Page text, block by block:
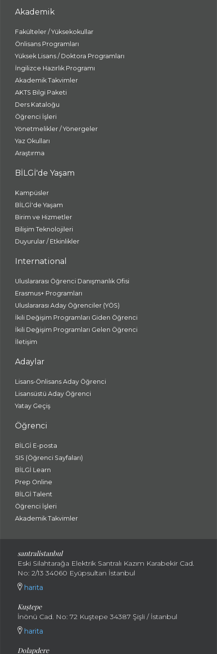
Akademik
Fakülteler / Yüksekokullar
Önlisans Programları
Yüksek Lisans / Doktora Programları
İngilizce Hazırlık Programı
Akademik Takvimler
AKTS Bilgi Paketi
Ders Kataloğu
Öğrenci İşleri
Yönetmelikler / Yönergeler
Yaz Okulları
Araştırma
BİLGİ'de Yaşam
Kampüsler
BİLGİ'de Yaşam
Birim ve Hizmetler
Bilişim Teknolojileri
Duyurular / Etkinlikler
International
Uluslararası Öğrenci Danışmanlık Ofisi
Erasmus+ Programları
Uluslararası Aday Öğrenciler (YÖS)
İkili Değişim Programları Giden Öğrenci
İkili Değişim Programları Gelen Öğrenci
İletişim
Adaylar
Lisans-Önlisans Aday Öğrenci
Lisansüstü Aday Öğrenci
Yatay Geçiş
Öğrenci
BİLGİ E-posta
SIS (Öğrenci Sayfaları)
BİLGİ Learn
Prep Online
BİLGİ Talent
Öğrenci İşleri
Akademik Takvimler
santralistanbul
Eski Silahtarağa Elektrik Santralı Kazım Karabekir Cad.
No: 2/13 34060 Eyüpsultan İstanbul
harita
Kuştepe
İnönü Cad. No: 72 Kuştepe 34387 Şişli / İstanbul
harita
Dolapdere